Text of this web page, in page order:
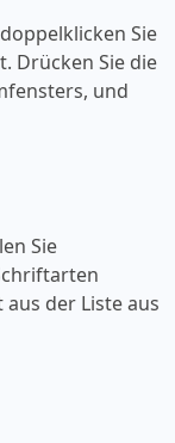
Sie
Drücken Sie die
und
Sie
der Liste aus